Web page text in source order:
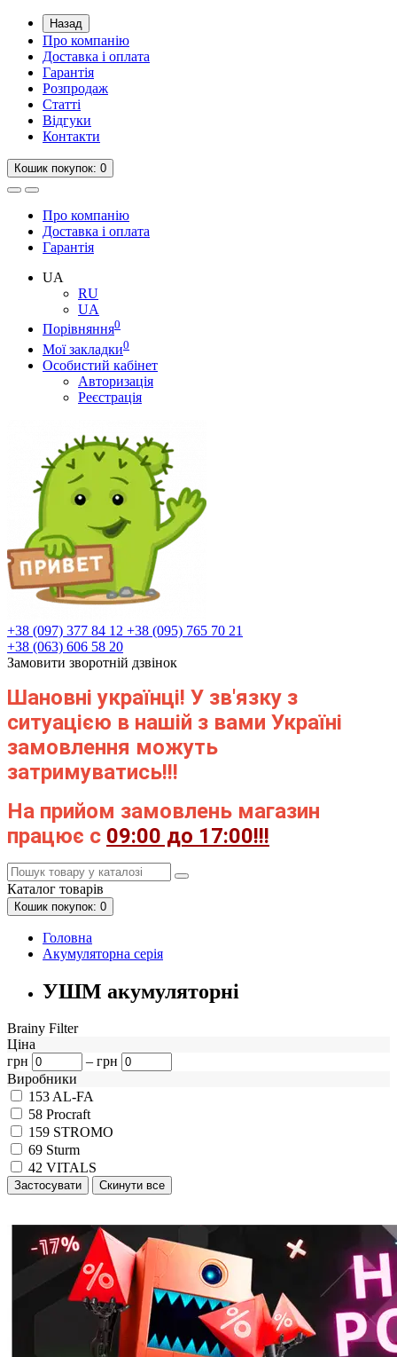
Назад
Про компанію
Доставка і оплата
Гарантія
Розпродаж
Статті
Відгуки
Контакти
Кошик покупок: 0
Про компанію
Доставка і оплата
Гарантія
UA
RU
UA
Порівняння0
Мої закладки0
Особистий кабінет
Авторизація
Реєстрація
+38 (097) 377 84 12 +38 (095) 765 70 21
+38 (063) 606 58 20
Замовити зворотній дзвінок
Шановні українці! У зв'язку з
ситуацією в нашій з вами Україні
замовлення можуть
затримуватись!!!
На прийом замовлень магазин
працює с 09:00 до 17:00!!!
Каталог товарів
Кошик покупок: 0
Головна
Акумуляторна серія
УШМ акумуляторні
Brainy Filter
Ціна
грн
– грн
Виробники
153AL-FA
58 Procraft
159 STROMO
69 Sturm
42 VITALS